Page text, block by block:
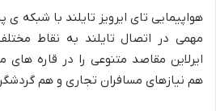
هواپیمایی تای ایرویز تایلند با شبکه
مهمی در اتصال تایلند به نقاط
ایرلاین مقاصد متنوعی را در قاره
هم نیازهای مسافران تجاری و هم